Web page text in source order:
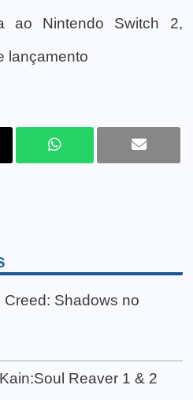
ao Nintendo Switch 2,
lançamento
Creed: Shadows no
Reaver 1 & 2